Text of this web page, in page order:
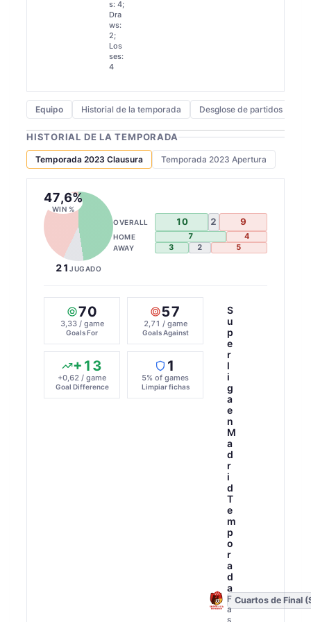
s: 4;
Dra
ws:
2;
Los
ses:
4
Equipo Historial de la temporada Desglose de partidos y
HISTORIAL DE LA TEMPORADA
Temporada 2023 Clausura Temporada 2023 Apertura
47,6%
WIN %
21 JUGADO
OVERALL 10 2 9
HOME 7 4
AWAY 3 2 5
70
3,33 / game
Goals For
57
2,71 / game
Goals Against
+13
+0,62 / game
Goal Difference
1
5% of games
Limpiar fichas
S
u
p
e
r
l
i
g
a
e
n
M
a
d
r
i
d
T
e
m
p
o
r
a
d
a
F
a
s
Cuartos de Final